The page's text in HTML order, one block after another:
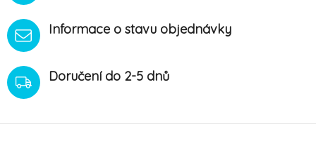
Informace o stavu objednávky
Doručení do 2-5 dnů